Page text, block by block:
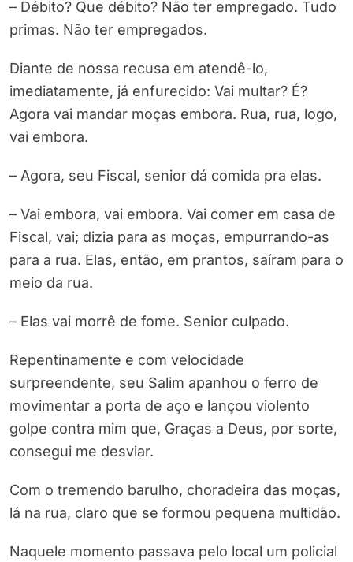
– Débito? Que débito? Não ter empregado. Tudo
primas. Não ter empregados.
Diante de nossa recusa em atendê-lo,
imediatamente, já enfurecido: Vai multar? É?
Agora vai mandar moças embora. Rua, rua, logo,
vai embora.
– Agora, seu Fiscal, senior dá comida pra elas.
– Vai embora, vai embora. Vai comer em casa de
Fiscal, vai; dizia para as moças, empurrando-as
para a rua. Elas, então, em prantos, saíram para o
meio da rua.
– Elas vai morrê de fome. Senior culpado.
Repentinamente e com velocidade
surpreendente, seu Salim apanhou o ferro de
movimentar a porta de aço e lançou violento
golpe contra mim que, Graças a Deus, por sorte,
consegui me desviar.
Com o tremendo barulho, choradeira das moças,
lá na rua, claro que se formou pequena multidão.
Naquele momento passava pelo local um policial